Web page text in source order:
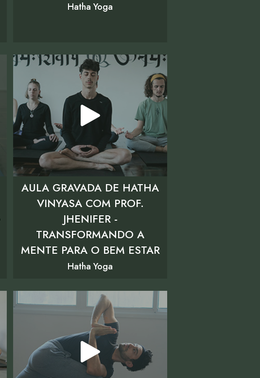
Hatha Yoga
AULA GRAVADA DE HATHA
VINYASA COM PROF.
JHENIFER -
TRANSFORMANDO A
MENTE PARA O BEM ESTAR
Hatha Yoga